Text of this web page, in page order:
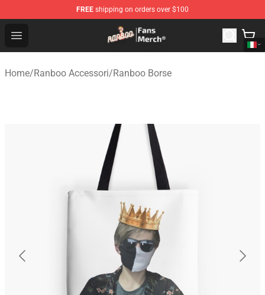
FREE shipping on orders over $100
Open menu
Ranboo Store - Official Ranboo Merchandise Shop
Home/Ranboo Accessori/Ranboo Borse